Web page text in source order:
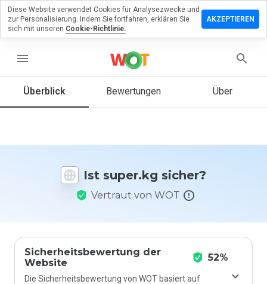
menu
Überblick Bewertungen Über
Ist super.kg sicher?
Vertraut von WOT
Sicherheitsbewertung der
Website
52%
Die Sicherheitsbewertung von WOT basiert auf
eine
Sie diese
Diese Website verwendet Cookies für Analysezwecke und
zur Personalisierung. Indem Sie fortfahren, erklären Sie
sich mit unseren Cookie-Richtlinie.
AKZEPTIEREN